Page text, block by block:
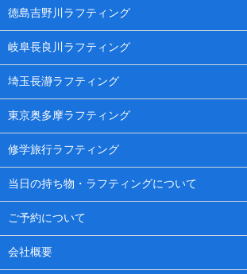
徳島吉野川ラフティング
岐阜長良川ラフティング
埼玉長瀞ラフティング
東京奥多摩ラフティング
修学旅行ラフティング
当日の持ち物・ラフティングについて
ご予約について
会社概要